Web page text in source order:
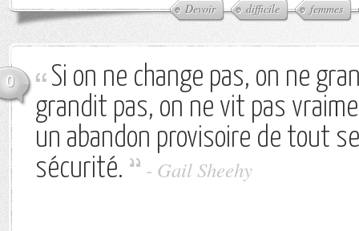
Devoir difficile femmes
0
Si on ne change pas, on ne
grandit pas, on ne vit pas
un abandon provisoire de tout
sécurité.
- Gail Sheehy